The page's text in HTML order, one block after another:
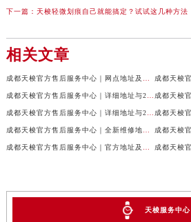
下一篇： 天梭轻微划痕自己就能搞定？试试这几种方法
相关文章
天梭服务中心